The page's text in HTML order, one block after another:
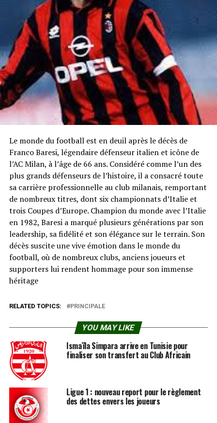
Le monde du football est en deuil après le décès de
Franco Baresi, légendaire défenseur italien et icône de
l’AC Milan, à l’âge de 66 ans. Considéré comme l’un des
plus grands défenseurs de l’histoire, il a consacré toute
sa carrière professionnelle au club milanais, remportant
de nombreux titres, dont six championnats d’Italie et
trois Coupes d’Europe. Champion du monde avec l’Italie
en 1982, Baresi a marqué plusieurs générations par son
leadership, sa fidélité et son élégance sur le terrain. Son
décès suscite une vive émotion dans le monde du
football, où de nombreux clubs, anciens joueurs et
supporters lui rendent hommage pour son immense
héritage
RELATED TOPICS: PRINCIPALE
YOU MAY LIKE
Ismaïla Simpara arrive en Tunisie pour
finaliser son transfert au Club Africain
Ligue 1 : nouveau report pour le règlement
des dettes envers les joueurs